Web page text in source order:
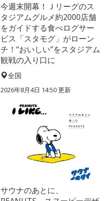
今週末開幕！Ｊリーグのス
タジアムグルメ約2000店舗
をガイドする食べログサー
ビス「スタモグ」がローン
チ！“おいしい”をスタジアム
観戦の入り口に
全国
2026年8月4日 14:50更新
サウナのあとに、